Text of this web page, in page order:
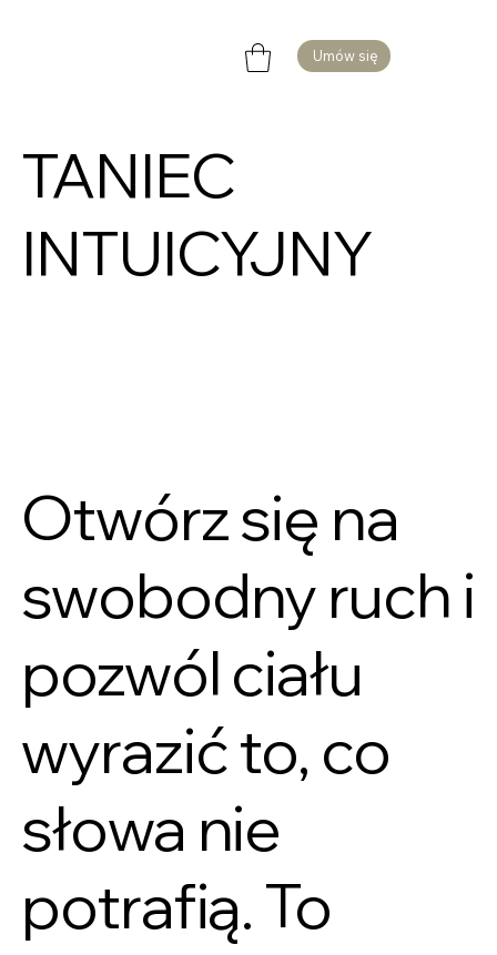
Umów się
TANIEC
INTUICYJNY
Otwórz się na
swobodny ruch i
pozwól ciału
wyrazić to, co
słowa nie
potrafią. To